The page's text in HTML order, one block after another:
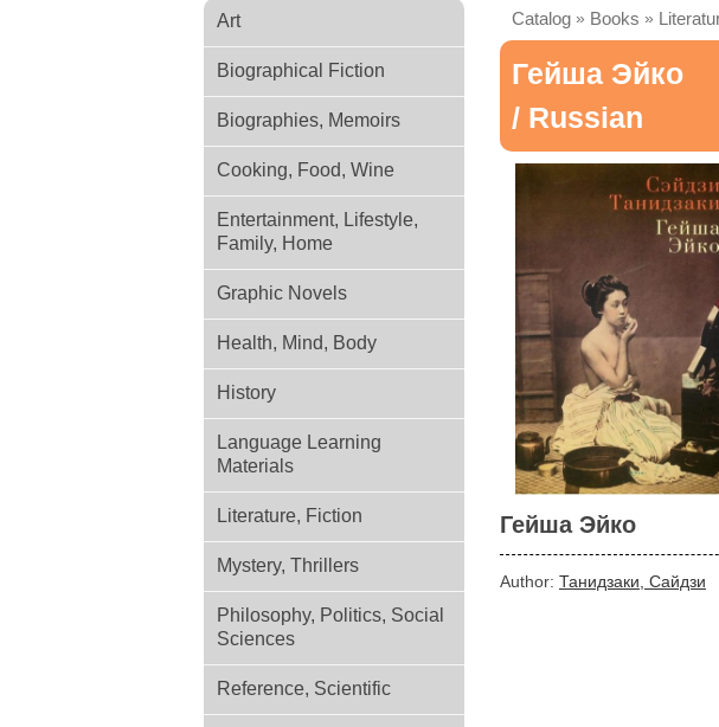
Art
Biographical Fiction
Biographies, Memoirs
Cooking, Food, Wine
Entertainment, Lifestyle,
Family, Home
Graphic Novels
Health, Mind, Body
History
Language Learning
Materials
Literature, Fiction
Mystery, Thrillers
Philosophy, Politics, Social
Sciences
Reference, Scientific
Catalog » Books »
Гейша Эйко
/ Russian
Гейша Эйко
Author: Танидзаки, Сайдзи